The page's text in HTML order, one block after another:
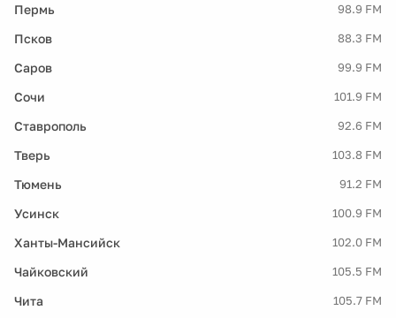
Пермь 98.9 FM
Псков 88.3 FM
Саров 99.9 FM
Сочи 101.9 FM
Ставрополь 92.6 FM
Тверь 103.8 FM
Тюмень 91.2 FM
Усинск 100.9 FM
Ханты-Мансийск 102.0 FM
Чайковский 105.5 FM
Чита 105.7 FM